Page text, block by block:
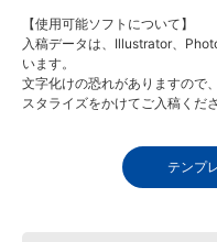
【使用可能ソフトについて】
入稿データは、Illustrator、
います。
文字化けの恐れがありますので
スタライズをかけてご入稿くださ
テンプ